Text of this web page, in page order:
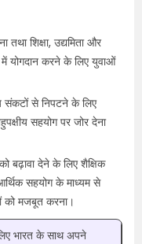
शिक्षा, उद्यमिता और
में योगदान करने के लिए युवाओं
संकटों से निपटने के लिए
सहयोग पर जोर देना
बढ़ावा देने के लिए शैक्षिक
सहयोग के माध्यम से
को मजबूत करना।
भारत के साथ अपने